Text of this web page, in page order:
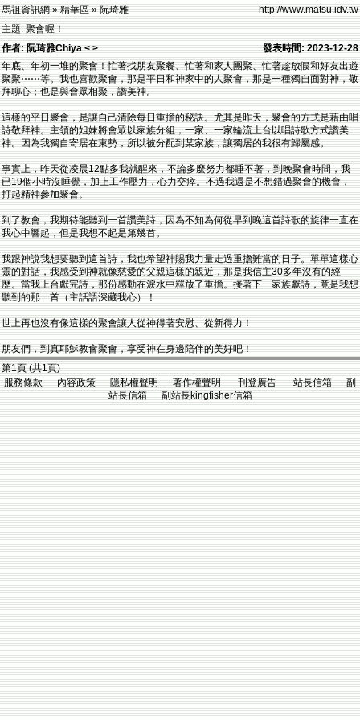
馬祖資訊網 » 精華區 » 阮琦雅
http://www.matsu.idv.tw
主題: 聚會喔！
作者: 阮琦雅Chiya < >
發表時間: 2023-12-28
年底、年初一堆的聚會！忙著找朋友聚餐、忙著和家人團聚、忙著趁放假和好友出遊
聚聚⋯⋯等。我也喜歡聚會，那是平日和神家中的人聚會，那是一種獨自面對神，敬
拜聊心；也是與會眾相聚，讚美神。
這樣的平日聚會，是讓自己清除每日重擔的秘訣。尤其是昨天，聚會的方式是藉由唱
詩敬拜神。主領的姐妹將會眾以家族分組，一家、一家輪流上台以唱詩歌方式讚美
神。因為我獨自寄居在東勢，所以被分配到某家族，讓獨居的我很有歸屬感。
事實上，昨天從凌晨12點多我就醒來，不論多麼努力都睡不著，到晚聚會時間，我
已19個小時沒睡覺，加上工作壓力，心力交瘁。不過我還是不想錯過聚會的機會，
打起精神參加聚會。
到了教會，我期待能聽到一首讚美詩，因為不知為何從早到晚這首詩歌的旋律一直在
我心中響起，但是我想不起是第幾首。
我跟神說我想要聽到這首詩，我也希望神賜我力量走過重擔難當的日子。單單這樣心
靈的對話，我感受到神就像慈愛的父親這樣的親近，那是我信主30多年沒有的經
歷。當我上台獻完詩，那份感動在淚水中釋放了重擔。接著下一家族獻詩，竟是我想
聽到的那一首（主話語深藏我心）！
世上再也沒有像這樣的聚會讓人從神得著安慰、從新得力！
朋友們，到真耶穌教會聚會，享受神在身邊陪伴的美好吧！
第1頁 (共1頁)
服務條款 內容政策 隱私權聲明 著作權聲明 刊登廣告 站長信箱 副
站長信箱 副站長kingfisher信箱